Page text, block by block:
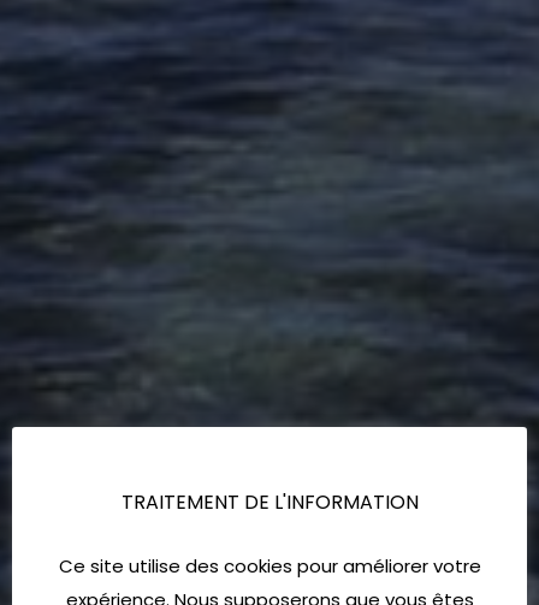
TRAITEMENT DE L'INFORMATION
Ce site utilise des cookies pour améliorer votre
expérience. Nous supposerons que vous êtes